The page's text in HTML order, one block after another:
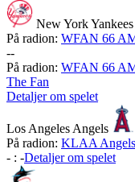
New York Yankees
På radion: WFAN 66
--
På radion: WFAN 66
The Fan
Detaljer om spelet
Los Angeles Angels
På radion: KLAA
- : -Detaljer om spelet